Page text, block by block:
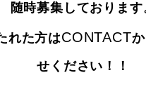
随時募集しております
れた方はCONTACT
せください！！